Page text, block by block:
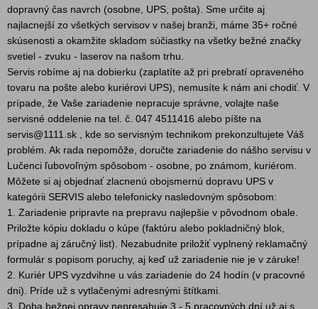
dopravný čas navrch (osobne, UPS, pošta). Sme určite aj
najlacnejší zo všetkých servisov v našej branži, máme 35+ ročné
skúsenosti a okamžite skladom súčiastky na všetky bežné značky
svetiel - zvuku - laserov na našom trhu.
Servis robíme aj na dobierku (zaplatíte až pri prebratí opraveného
tovaru na pošte alebo kuriérovi UPS), nemusíte k nám ani chodiť. V
prípade, že Vaše zariadenie nepracuje správne, volajte naše
servisné oddelenie na tel. č. 047 4511416 alebo píšte na
servis@1111.sk , kde so servisným technikom prekonzultujete Váš
problém. Ak rada nepomôže, doručte zariadenie do nášho servisu v
Lučenci ľubovoľným spôsobom - osobne, po známom, kuriérom.
Môžete si aj objednať zlacnenú obojsmernú dopravu UPS v
kategórii SERVIS alebo telefonicky nasledovným spôsobom:
1. Zariadenie pripravte na prepravu najlepšie v pôvodnom obale.
Priložte kópiu dokladu o kúpe (faktúru alebo pokladničný blok,
prípadne aj záručný list). Nezabudnite priložiť vyplnený reklamačný
formulár s popisom poruchy, aj keď už zariadenie nie je v záruke!
2. Kuriér UPS vyzdvihne u vás zariadenie do 24 hodín (v pracovné
dni). Príde už s vytlačenými adresnými štítkami.
3. Doba bežnej opravy nepresahuje 3 - 5 pracovných dní už aj s